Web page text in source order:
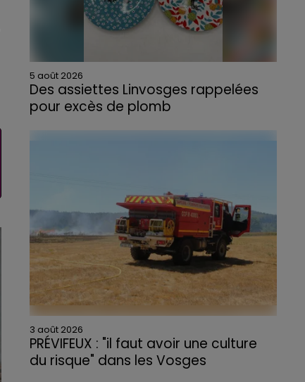
5 août 2026
Des assiettes Linvosges rappelées
pour excès de plomb
3 août 2026
PRÉVIFEUX : "il faut avoir une culture
du risque" dans les Vosges